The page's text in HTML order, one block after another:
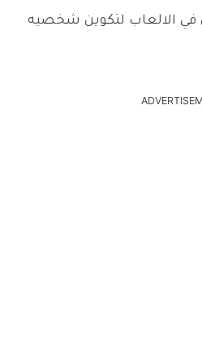
في الالعاب لتكوين شخصيه